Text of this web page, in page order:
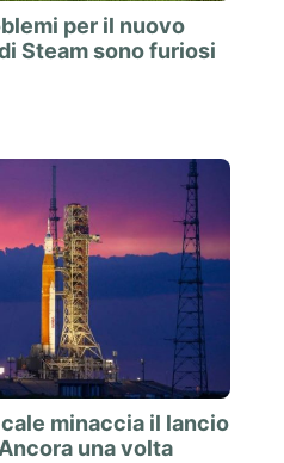
per il nuovo
Steam sono furiosi
minaccia il lancio
una volta